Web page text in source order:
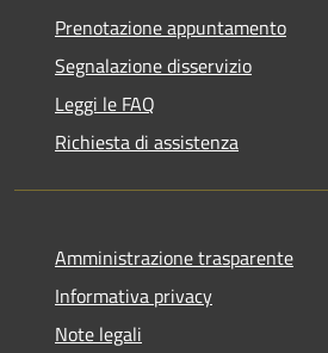
Prenotazione appuntamento
Segnalazione disservizio
Leggi le FAQ
Richiesta di assistenza
Amministrazione trasparente
Informativa privacy
Note legali